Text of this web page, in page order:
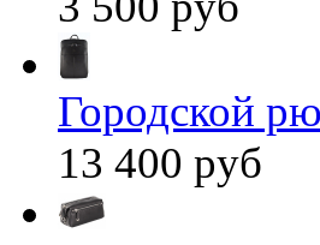
Городской
13 400 руб